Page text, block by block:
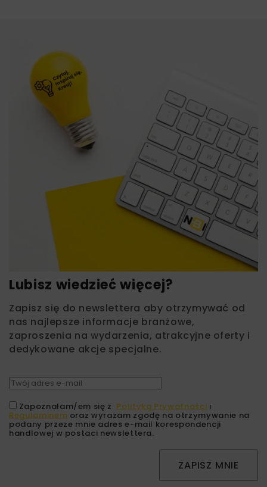
Lubisz wiedzieć więcej?
Zapisz się do newslettera aby otrzymywać od
nas najlepsze informacje branżowe,
zaproszenia na wydarzenia, atrakcyjne oferty i
dedykowane akcje specjalne.
Zapoznałam/em się z Polityką Prywatności i
Regulaminem oraz wyrażam zgodę na otrzymywanie na
podany przeze mnie adres e-mail korespondencji
handlowej w postaci newslettera.
ZAPISZ MNIE